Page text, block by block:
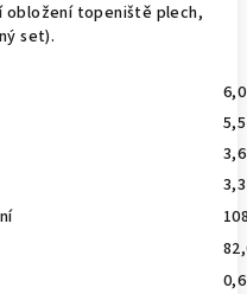
obložení topeniště plech,
set).